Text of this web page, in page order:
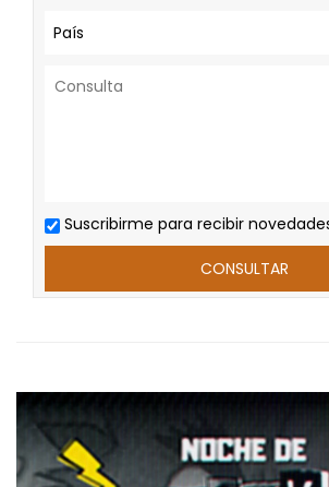
País
Suscribirme para recibir